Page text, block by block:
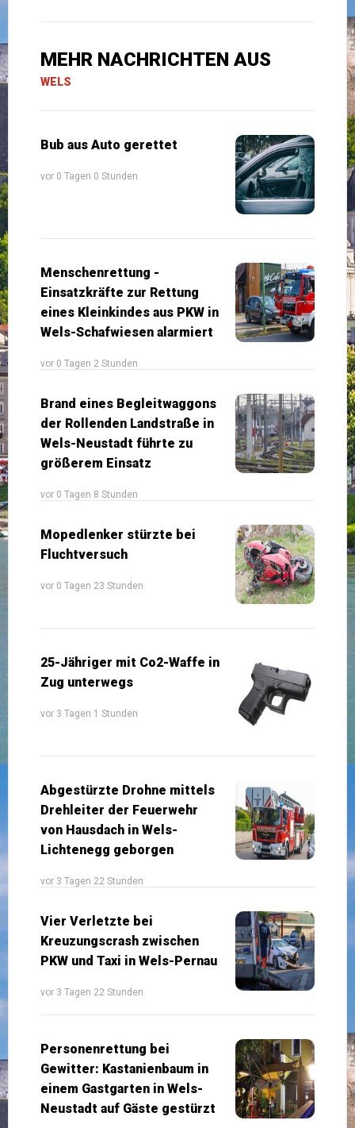
MEHR NACHRICHTEN AUS
WELS
Bub aus Auto gerettet
vor 0 Tagen 0 Stunden
Menschenrettung -
Einsatzkräfte zur Rettung
eines Kleinkindes aus PKW in
Wels-Schafwiesen alarmiert
vor 0 Tagen 2 Stunden
Brand eines Begleitwaggons
der Rollenden Landstraße in
Wels-Neustadt führte zu
größerem Einsatz
vor 0 Tagen 8 Stunden
Mopedlenker stürzte bei
Fluchtversuch
vor 0 Tagen 23 Stunden
25-Jähriger mit Co2-Waffe in
Zug unterwegs
vor 3 Tagen 1 Stunden
Abgestürzte Drohne mittels
Drehleiter der Feuerwehr
von Hausdach in Wels-
Lichtenegg geborgen
vor 3 Tagen 22 Stunden
Vier Verletzte bei
Kreuzungscrash zwischen
PKW und Taxi in Wels-Pernau
vor 3 Tagen 22 Stunden
Personenrettung bei
Gewitter: Kastanienbaum in
einem Gastgarten in Wels-
Neustadt auf Gäste gestürzt